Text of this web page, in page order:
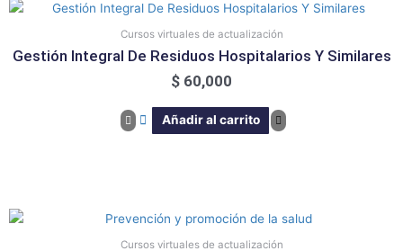
Cursos virtuales de actualización
Gestión Integral De Residuos Hospitalarios Y Similares
$ 60,000
Añadir al carrito
Cursos virtuales de actualización